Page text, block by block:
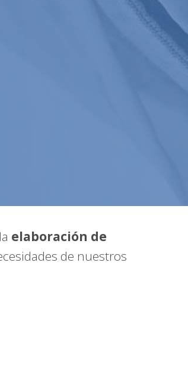
elaboración de
de nuestros